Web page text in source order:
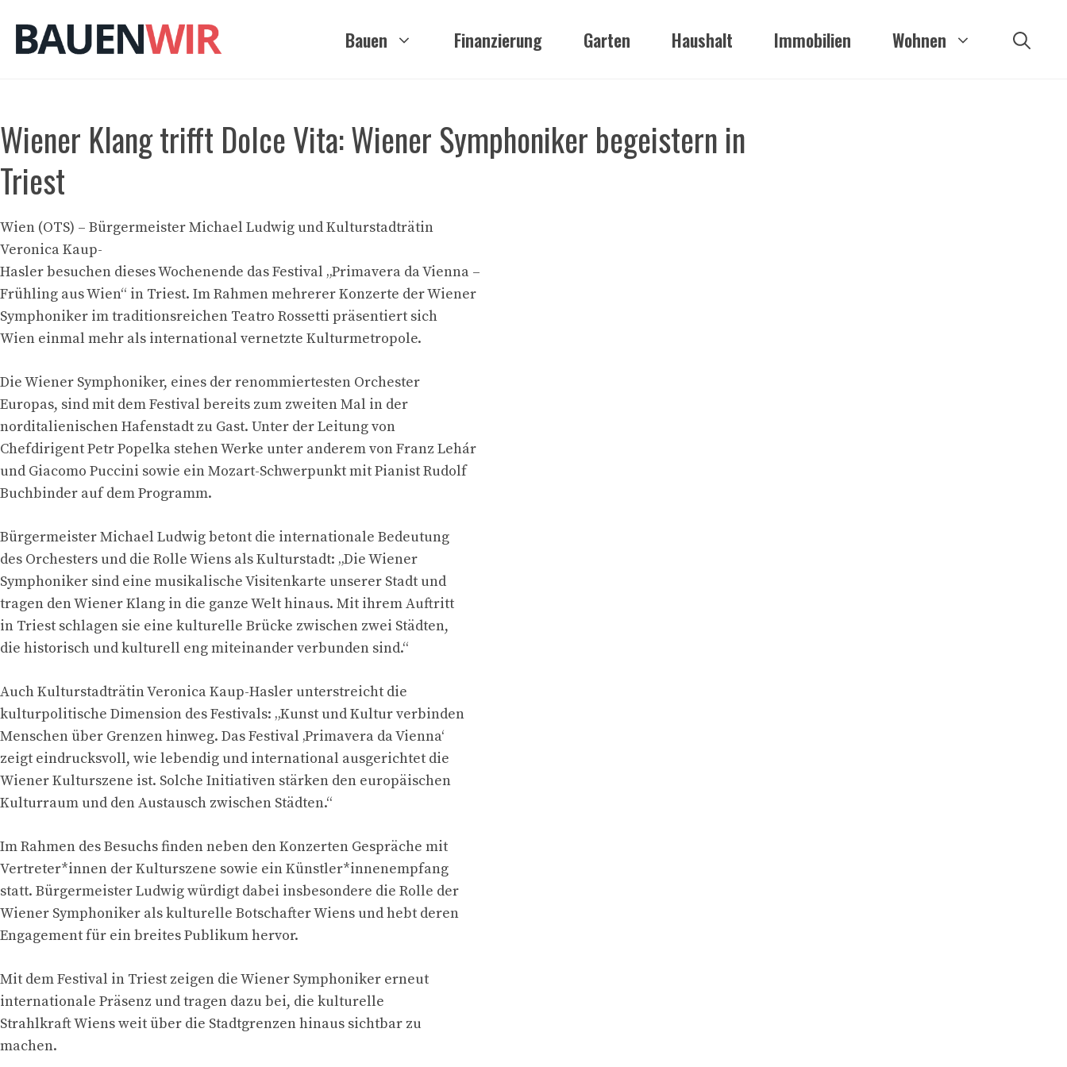
Inhalt
springen
Bauen Finanzierung Garten Haushalt Immobilien Wohnen
Wiener Klang trifft Dolce Vita: Wiener Symphoniker begeistern in
Triest
Wien (OTS) – Bürgermeister Michael Ludwig und Kulturstadträtin
Veronica Kaup-
Hasler besuchen dieses Wochenende das Festival „Primavera da Vienna –
Frühling aus Wien“ in Triest. Im Rahmen mehrerer Konzerte der Wiener
Symphoniker im traditionsreichen Teatro Rossetti präsentiert sich
Wien einmal mehr als international vernetzte Kulturmetropole.
Die Wiener Symphoniker, eines der renommiertesten Orchester
Europas, sind mit dem Festival bereits zum zweiten Mal in der
norditalienischen Hafenstadt zu Gast. Unter der Leitung von
Chefdirigent Petr Popelka stehen Werke unter anderem von Franz Lehár
und Giacomo Puccini sowie ein Mozart-Schwerpunkt mit Pianist Rudolf
Buchbinder auf dem Programm.
Bürgermeister Michael Ludwig betont die internationale Bedeutung
des Orchesters und die Rolle Wiens als Kulturstadt: „Die Wiener
Symphoniker sind eine musikalische Visitenkarte unserer Stadt und
tragen den Wiener Klang in die ganze Welt hinaus. Mit ihrem Auftritt
in Triest schlagen sie eine kulturelle Brücke zwischen zwei Städten,
die historisch und kulturell eng miteinander verbunden sind.“
Auch Kulturstadträtin Veronica Kaup-Hasler unterstreicht die
kulturpolitische Dimension des Festivals: „Kunst und Kultur verbinden
Menschen über Grenzen hinweg. Das Festival ‚Primavera da Vienna‘
zeigt eindrucksvoll, wie lebendig und international ausgerichtet die
Wiener Kulturszene ist. Solche Initiativen stärken den europäischen
Kulturraum und den Austausch zwischen Städten.“
Im Rahmen des Besuchs finden neben den Konzerten Gespräche mit
Vertreter*innen der Kulturszene sowie ein Künstler*innenempfang
statt. Bürgermeister Ludwig würdigt dabei insbesondere die Rolle der
Wiener Symphoniker als kulturelle Botschafter Wiens und hebt deren
Engagement für ein breites Publikum hervor.
Mit dem Festival in Triest zeigen die Wiener Symphoniker erneut
internationale Präsenz und tragen dazu bei, die kulturelle
Strahlkraft Wiens weit über die Stadtgrenzen hinaus sichtbar zu
machen.